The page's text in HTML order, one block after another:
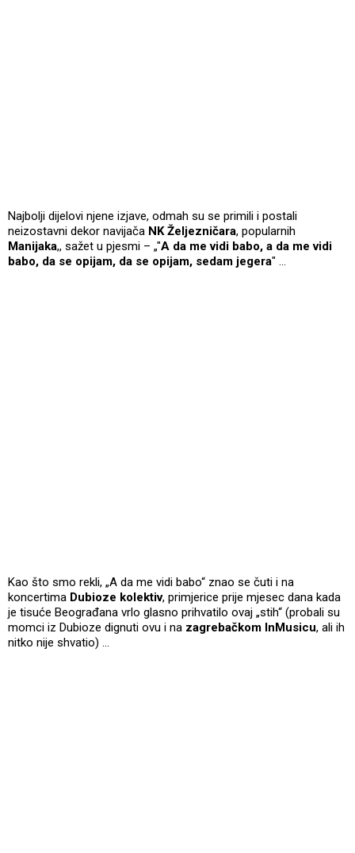
Najbolji dijelovi njene izjave, odmah su se primili i postali
neizostavni dekor navijača NK Željezničara, popularnih
Manijaka,, sažet u pjesmi – „"A da me vidi babo, a da me vidi
babo, da se opijam, da se opijam, sedam jegera" …
Kao što smo rekli, „A da me vidi babo“ znao se čuti i na
koncertima Dubioze kolektiv, primjerice prije mjesec dana kada
je tisuće Beograđana vrlo glasno prihvatilo ovaj „stih“ (probali su
momci iz Dubioze dignuti ovu i na zagrebačkom InMusicu, ali ih
nitko nije shvatio) …